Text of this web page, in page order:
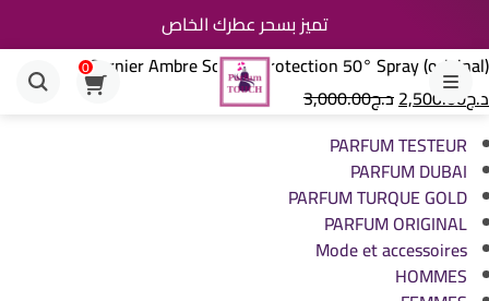
تميز بسحر عطرك الخاص
القائمة
0Garnier Ambre Solaire Protection 50° Spray (original)
د.ج2,500.00د.ج3,000.00
PARFUM TESTEUR
PARFUM DUBAI
PARFUM TURQUE GOLD
PARFUM ORIGINAL
Mode et accessoires
HOMMES